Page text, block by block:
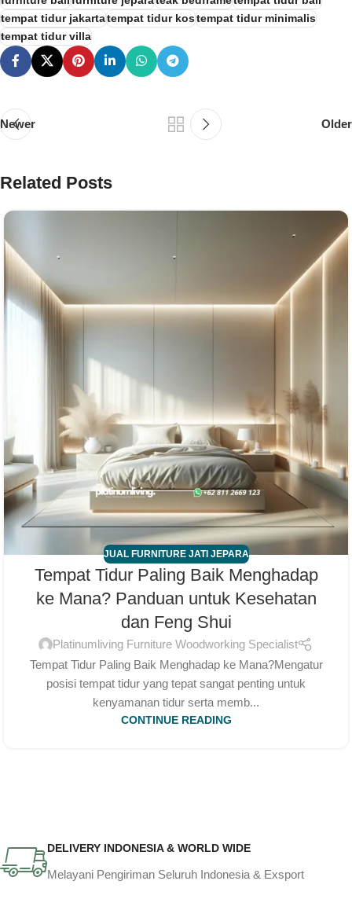
tempat tidur jakartatempat tidur kostempat tidur minimalis
tempat tidur villa
Newer Older
Related Posts
JUAL FURNITURE JATI JEPARA
Tempat Tidur Paling Baik Menghadap
ke Mana? Panduan untuk Kesehatan
dan Feng Shui
Platinumliving Furniture Woodworking Specialist
Tempat Tidur Paling Baik Menghadap ke Mana?Mengatur
posisi tempat tidur yang tepat sangat penting untuk
kenyamanan tidur serta memb...
CONTINUE READING
DELIVERY INDONESIA & WORLD WIDE
Melayani Pengiriman Seluruh Indonesia & Exsport